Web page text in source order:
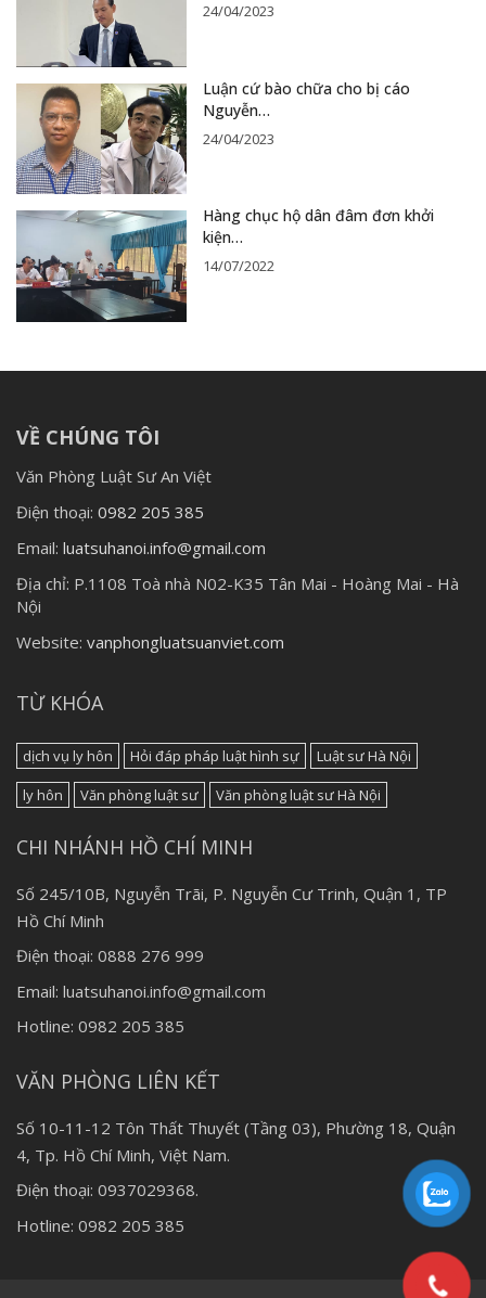
24/04/2023
Luận cứ bào chữa cho bị cáo
Nguyễn…
24/04/2023
Hàng chục hộ dân đâm đơn khởi
kiện…
14/07/2022
VỀ CHÚNG TÔI
Văn Phòng Luật Sư An Việt
Điện thoại: 0982 205 385
Email: luatsuhanoi.info@gmail.com
Địa chỉ: P.1108 Toà nhà N02-K35 Tân Mai - Hoàng Mai - Hà
Nội
Website: vanphongluatsuanviet.com
TỪ KHÓA
dịch vụ ly hôn Hỏi đáp pháp luật hình sự
Luật sư Hà Nội
ly hôn
Văn phòng luật sư Văn phòng luật sư Hà Nội
CHI NHÁNH HỒ CHÍ MINH
Số 245/10B, Nguyễn Trãi, P. Nguyễn Cư Trinh, Quận 1, TP
Hồ Chí Minh
Điện thoại: 0888 276 999
Email: luatsuhanoi.info@gmail.com
Hotline: 0982 205 385
VĂN PHÒNG LIÊN KẾT
Số 10-11-12 Tôn Thất Thuyết (Tầng 03), Phường 18, Quận
4, Tp. Hồ Chí Minh, Việt Nam.
Điện thoại: 0937029368.
Hotline: 0982 205 385